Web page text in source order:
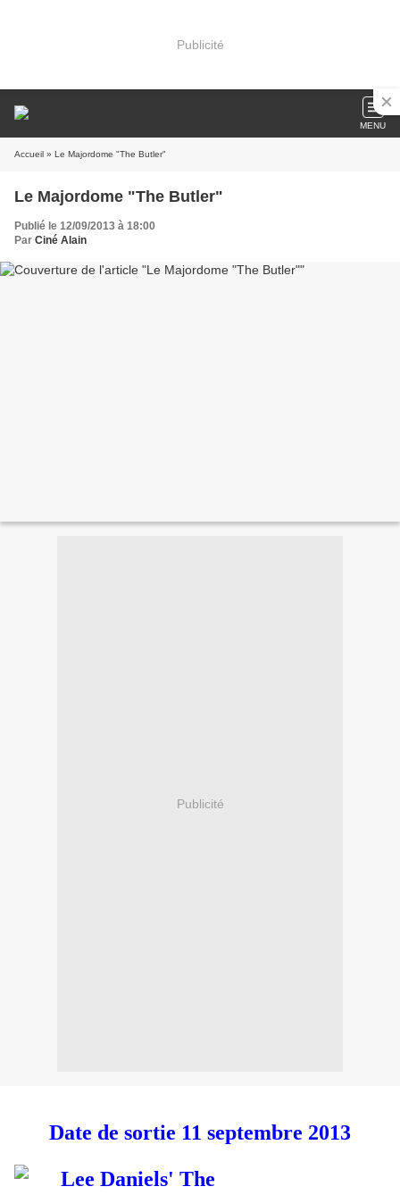
Publicité
MENU
Accueil » Le Majordome "The Butler"
Le Majordome "The Butler"
Publié le 12/09/2013 à 18:00
Par Ciné Alain
Publicité
Date de sortie 11 septembre 2013